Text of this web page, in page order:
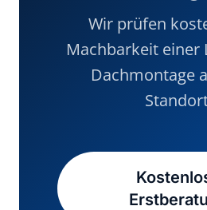
Wir prüfen
Machbarkeit einer
Dachmontage